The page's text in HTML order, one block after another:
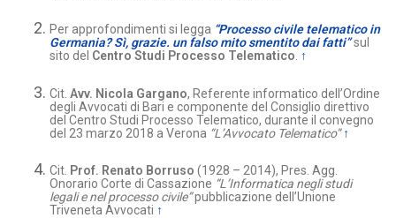
Per approfondimenti si legga “Processo civile telematico in
Germania? Sì, grazie. un falso mito smentito dai fatti”sul
sito del Centro Studi Processo Telematico. ↑
Cit. Avv. Nicola Gargano, Referente informatico dell’Ordine
degli Avvocati di Bari e componente del Consiglio direttivo
del Centro Studi Processo Telematico, durante il convegno
del 23 marzo 2018 a Verona “L’Avvocato Telematico” ↑
Cit. Prof. Renato Borruso (1928 – 2014), Pres. Agg.
Onorario Corte di Cassazione “L’Informatica negli studi
legali e nel processo civile”pubblicazione dell’Unione
Triveneta Avvocati ↑